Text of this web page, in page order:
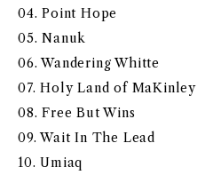
04. Point Hope
05. Nanuk
06. Wandering Whitte
07. Holy Land of MaKinley
08. Free But Wins
09. Wait In The Lead
10. Umiaq